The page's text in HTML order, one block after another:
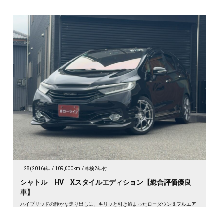
H28(2016)年 109,000km 車検2年付
シャトル HV Xスタイルエディション【総合評価優良
車】
ハイブリッドの静かな走り出しに、キリッと引き締まったローダウン＆フルエア